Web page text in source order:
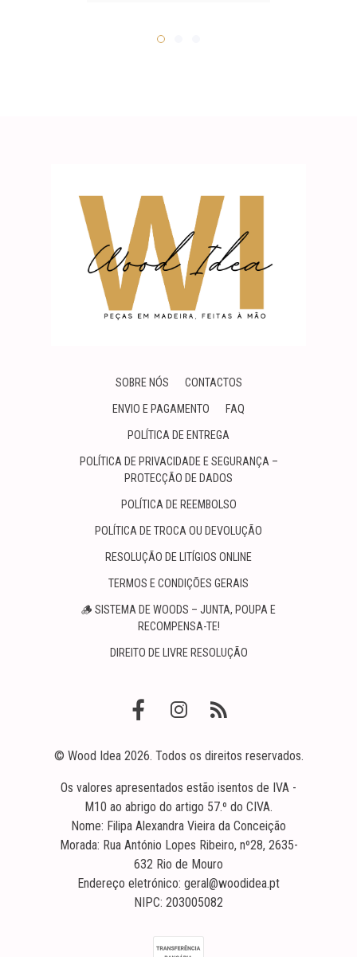
SOBRE NÓS CONTACTOS
ENVIO E PAGAMENTO FAQ
POLÍTICA DE ENTREGA
POLÍTICA DE PRIVACIDADE E SEGURANÇA –
PROTECÇÃO DE DADOS
POLÍTICA DE REEMBOLSO
POLÍTICA DE TROCA OU DEVOLUÇÃO
RESOLUÇÃO DE LITÍGIOS ONLINE
TERMOS E CONDIÇÕES GERAIS
🪵 SISTEMA DE WOODS – JUNTA, POUPA E
RECOMPENSA-TE!
DIREITO DE LIVRE RESOLUÇÃO
© Wood Idea 2026. Todos os direitos reservados.
Os valores apresentados estão isentos de IVA -
M10 ao abrigo do artigo 57.º do CIVA.
Nome: Filipa Alexandra Vieira da Conceição
Morada: Rua António Lopes Ribeiro, nº28, 2635-
632 Rio de Mouro
Endereço eletrónico: geral@woodidea.pt
NIPC: 203005082